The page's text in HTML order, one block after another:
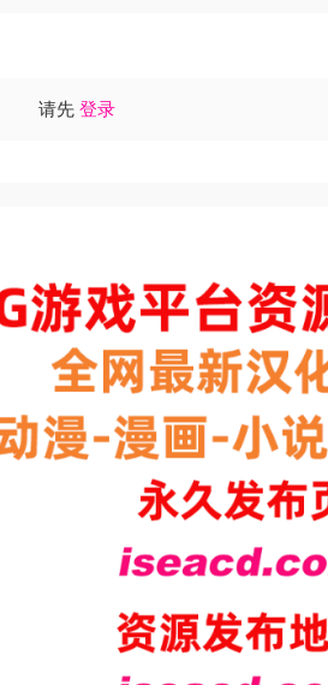
请先 登录